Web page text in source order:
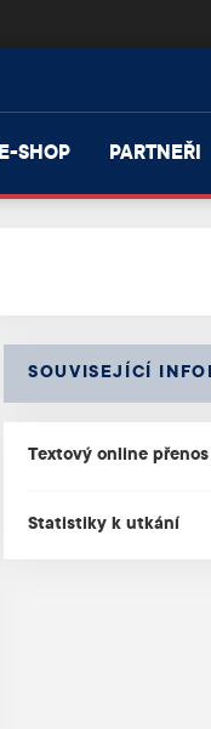
E-SHOP PARTNEŘI
SOUVISEJÍCÍ
Textový online přenos
Statistiky k utkání